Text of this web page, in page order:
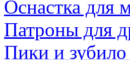
Оснастка для
Патроны для
Пики и